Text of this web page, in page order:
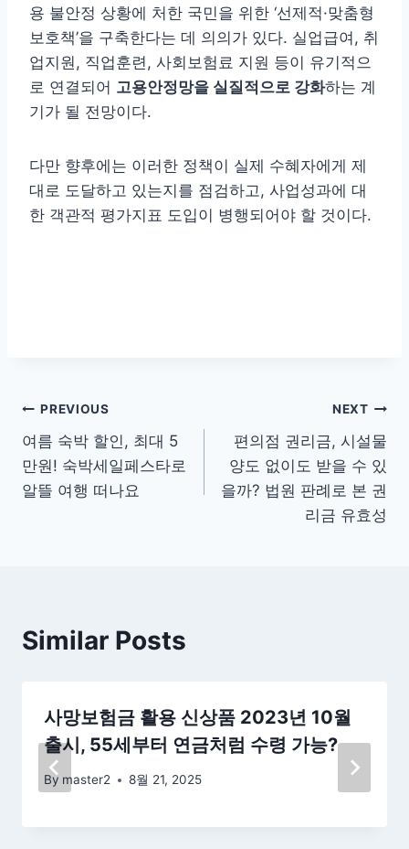
용 불안정 상황에 처한 국민을 위한 ‘선제적·맞춤형
보호책’을 구축한다는 데 의의가 있다. 실업급여, 취
업지원, 직업훈련, 사회보험료 지원 등이 유기적으
로 연결되어 고용안정망을 실질적으로 강화하는 계
기가 될 전망이다.
다만 향후에는 이러한 정책이 실제 수혜자에게 제
대로 도달하고 있는지를 점검하고, 사업성과에 대
한 객관적 평가지표 도입이 병행되어야 할 것이다.
글
탐
색
PREVIOUS
여름 숙박 할인, 최대 5
만원! 숙박세일페스타로
알뜰 여행 떠나요
NEXT
편의점 권리금, 시설물
양도 없이도 받을 수 있
을까? 법원 판례로 본 권
리금 유효성
Similar Posts
사망보험금 활용 신상품 2023년 10월
출시, 55세부터 연금처럼 수령 가능?
By master2 8월 21, 2025